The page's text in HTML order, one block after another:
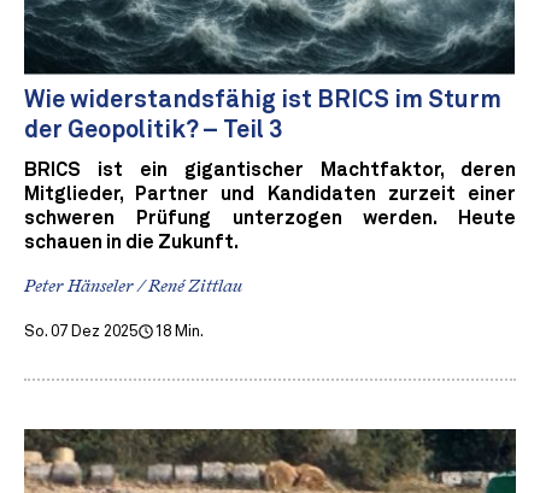
Wie widerstandsfähig ist BRICS im Sturm
der Geopolitik? – Teil 3
BRICS ist ein gigantischer Machtfaktor, deren
Mitglieder, Partner und Kandidaten zurzeit einer
schweren Prüfung unterzogen werden. Heute
schauen in die Zukunft.
Peter Hänseler / René Zittlau
So. 07 Dez 2025 18 Min.